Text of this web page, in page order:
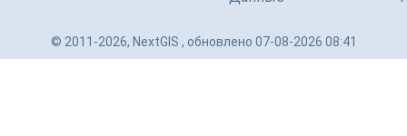
© 2011-2026, NextGIS , обновлено 07-08-2026 08:41